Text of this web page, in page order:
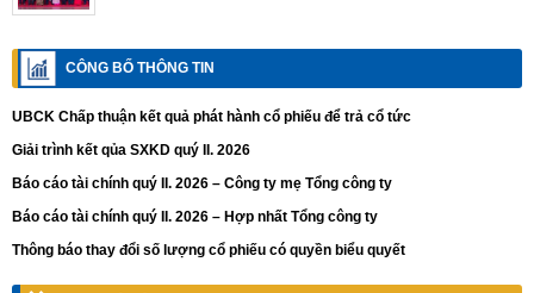
CÔNG BỐ THÔNG TIN
UBCK Chấp thuận kết quả phát hành cổ phiếu để trả cổ tức
Giải trình kết qủa SXKD quý II. 2026
Báo cáo tài chính quý II. 2026 – Công ty mẹ Tổng công ty
Báo cáo tài chính quý II. 2026 – Hợp nhất Tổng công ty
Thông báo thay đổi số lượng cổ phiếu có quyền biểu quyết